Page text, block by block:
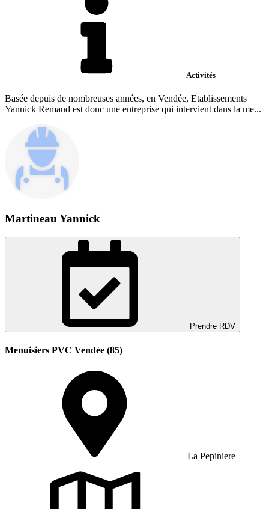
Activités
Basée depuis de nombreuses années, en Vendée, Etablissements
Yannick Remaud est donc une entreprise qui intervient dans la me...
Martineau Yannick
Prendre RDV
Menuisiers PVC Vendée (85)
La Pepiniere